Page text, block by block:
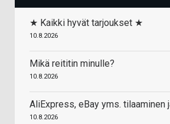
★ Kaikki hyvät tarjoukset ★
10.8.2026
Mikä reititin minulle?
10.8.2026
AliExpress, eBay yms. tilaaminen
10.8.2026